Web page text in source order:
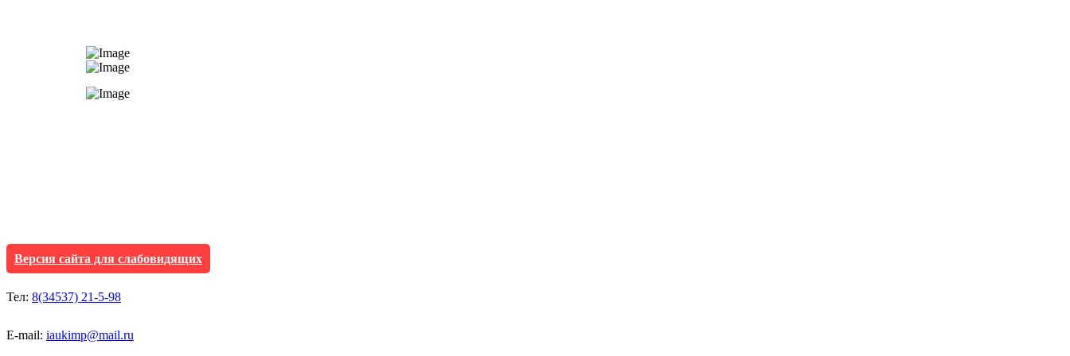
Версия сайта для слабовидящих
Тел: 8(34537) 21-5-98
E-mail: iaukimp@mail.ru